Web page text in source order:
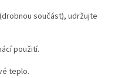
součást), udržujte
použití.
teplo.